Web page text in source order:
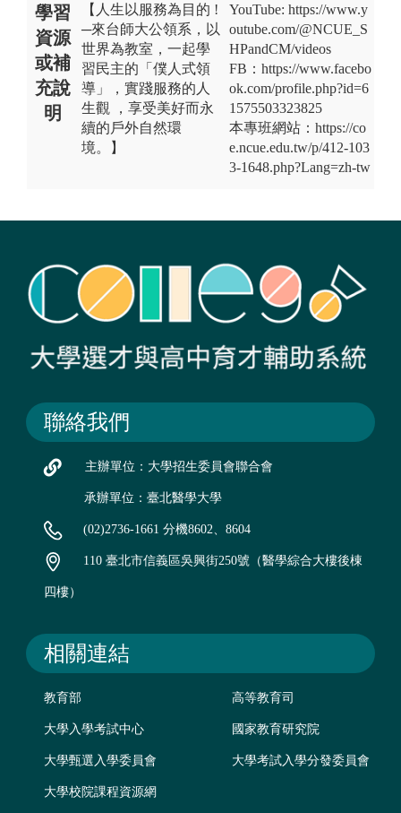
學習
資源
或補
充說
明
【人生以服務為目的 !
─來台師大公領系，以
世界為教室，一起學
習民主的「僕人式領
導」，實踐服務的人
生觀 ，享受美好而永
續的戶外自然環
境。】
YouTube: https://www.y
outube.com/@NCUE_S
HPandCM/videos
FB：https://www.facebo
ok.com/profile.php?id=6
1575503323825
本專班網站：https://co
e.ncue.edu.tw/p/412-103
3-1648.php?Lang=zh-tw
聯絡我們
主辦單位：大學招生委員會聯合會
承辦單位：臺北醫學大學
(02)2736-1661 分機8602、8604
110 臺北市信義區吳興街250號（醫學綜合大樓後棟
四樓）
相關連結
教育部 高等教育司
大學入學考試中心 國家教育研究院
大學甄選入學委員會 大學考試入學分發委員會
大學校院課程資源網